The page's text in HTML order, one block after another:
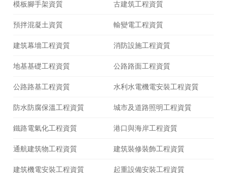
模板腳手架資質 古建筑工程資質
預拌混凝土資質 輸變電工程資質
建筑幕墻工程資質 消防設施工程資質
地基基礎工程資質 公路路面工程資質
公路路基工程資質 水利水電機電安裝工程資質
防水防腐保溫工程資質 城市及道路照明工程資質
鐵路電氣化工程資質 港口與海岸工程資質
通航建筑物工程資質 建筑裝修裝飾工程資質
建筑機電安裝工程資質 起重設備安裝工程資質